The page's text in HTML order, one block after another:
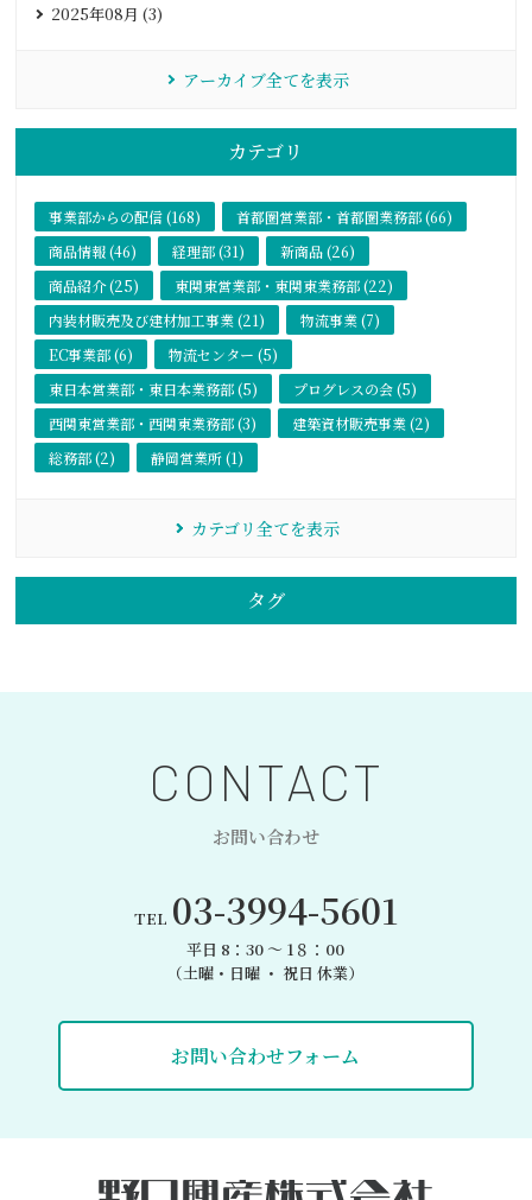
2025年08月 (3)
アーカイブ全てを表示
カテゴリ
事業部からの配信 (168)
首都圏営業部・首都圏業務部 (66)
商品情報 (46)
経理部 (31)
新商品 (26)
商品紹介 (25)
東関東営業部・東関東業務部 (22)
内装材販売及び建材加工事業 (21)
物流事業 (7)
EC事業部 (6)
物流センター (5)
東日本営業部・東日本業務部 (5)
プログレスの会 (5)
西関東営業部・西関東業務部 (3)
建築資材販売事業 (2)
総務部 (2)
静岡営業所 (1)
カテゴリ全てを表示
タグ
CONTACT
お問い合わせ
TEL 03-3994-5601
平日 8：30 〜 1８：00
（土曜・日曜 ・ 祝日 休業）
お問い合わせフォーム